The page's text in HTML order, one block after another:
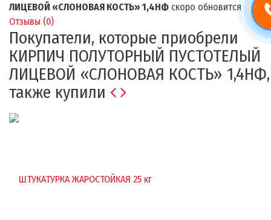
ЛИЦЕВОЙ «СЛОНОВАЯ КОСТЬ» 1,4НФ скоро обновится
Отзывы (0)
Покупатели, которые приобрели
КИРПИЧ ПОЛУТОРНЫЙ ПУСТОТЕЛЫЙ
ЛИЦЕВОЙ «СЛОНОВАЯ КОСТЬ» 1,4НФ,
также купили